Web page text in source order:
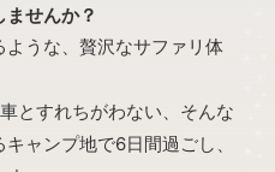
せんか？
うな、贅沢なサファリ体
とすれちがわない、そんな
ャンプ地で6日間過ごし、